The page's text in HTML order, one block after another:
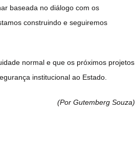
baseada no diálogo com os
construindo e seguiremos
normal e que os próximos projetos
institucional ao Estado.
(Por Gutemberg Souza)